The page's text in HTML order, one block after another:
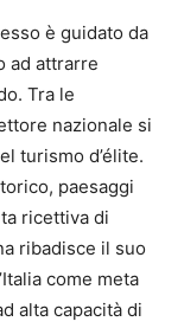
è guidato da
ad attrarre
Tra le
nazionale si
turismo d’élite.
paesaggi
ricettiva di
ribadisce il suo
come meta
alta capacità di